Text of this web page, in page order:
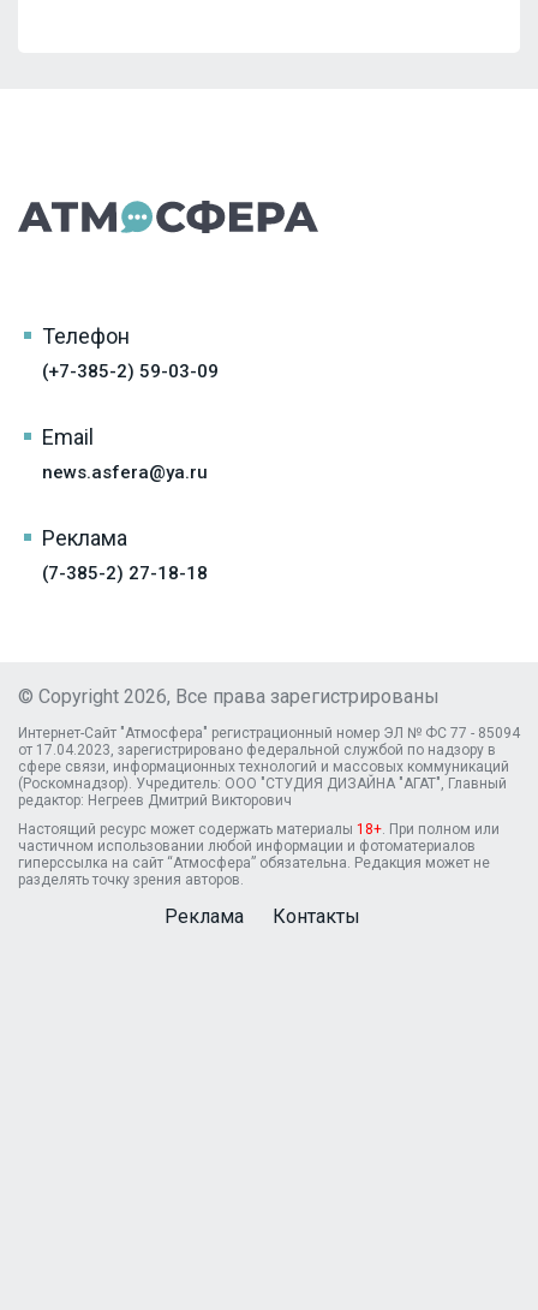
Телефон
(+7-385-2) 59-03-09
Email
news.asfera@ya.ru
Реклама
(7-385-2) 27-18-18
© Copyright 2026, Все права зарегистрированы
Интернет-Сайт "Атмосфера" регистрационный номер ЭЛ № ФС 77 - 85094
от 17.04.2023, зарегистрировано федеральной службой по надзору в
сфере связи, информационных технологий и массовых коммуникаций
(Роскомнадзор). Учредитель: ООО "СТУДИЯ ДИЗАЙНА "АГАТ", Главный
редактор: Негреев Дмитрий Викторович
Настоящий ресурс может содержать материалы 18+ . При полном или
частичном использовании любой информации и фотоматериалов
гиперссылка на сайт “Атмосфера” обязательна. Редакция может не
разделять точку зрения авторов.
Реклама Контакты